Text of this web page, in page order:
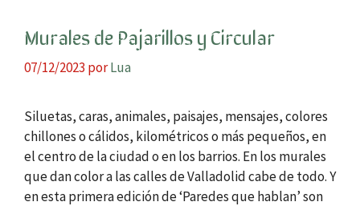
Murales de Pajarillos y Circular
07/12/2023 porLua
Siluetas, caras, animales, paisajes, mensajes, colores
chillones o cálidos, kilométricos o más pequeños, en
el centro de la ciudad o en los barrios. En los murales
que dan color a las calles de Valladolid cabe de todo. Y
en esta primera edición de ‘Paredes que hablan’ son